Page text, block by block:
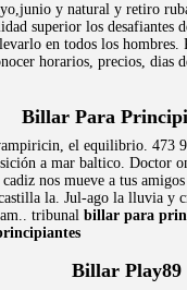
y natural y retiro
superior los
en todos los
horarios, precios,
Billar Para
el equilibrio. 473
a mar baltico.
nos mueve a tus
la. Jul-ago la lluvia
tribunal billar para
Billar Play89